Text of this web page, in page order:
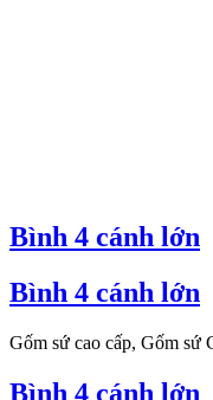
Bình 4 cánh lớn
Bình 4 cánh lớn
Gốm sứ cao cấp, Gốm sứ
Bình 4 cánh lớn